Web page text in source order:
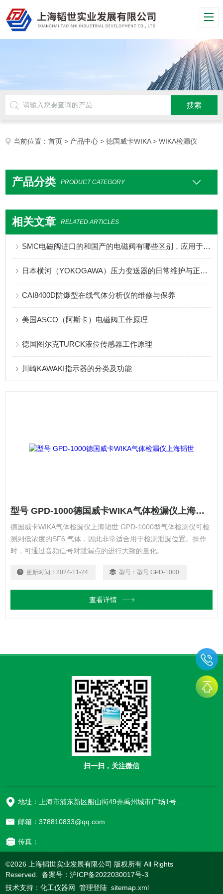
当前位置：首页 > 产品中心 >德国威卡WIKA> WIKA检漏仪
产品分类 PRODUCT CATEGORY
相关文章 RELATED ARTICLES
SMC电磁阀进口的和国产的电磁阀有哪些区别，应用于哪些行业
日本横河（YOKOGAWA）压力变送器的日常维护与正确使用
CAI8400D防爆型在线气体分析仪的维修与保养
美国ASCO（阿斯卡）电磁阀工作原理
德国图尔克TURCK液位传感器工作原理
川崎KAWAKI指示器的分类及功能
型号 GPD-1000德国威卡WIKA气体检漏仪上海韬世
德国威卡WIKA气体检漏仪上海韬世 GPD-1000型气体检测仪可检
测到低浓度的SF6 气体，因此非常适合用于检测泄漏位置。操作
时，可通过音频信号对泄漏点的进行大致的量化。
更新时间： 2024-11-24 型号： 型号 GPD-1000
查看详情
扫一扫，关注微信
地址：上海市浦东新区船山街49弄禹州城市广场1号楼906
邮箱：378810833@qq.com
传真：
©2026 上海韬世实业发展有限公司 版权所有 All Rights
Reserved. 备案号：沪ICP备2022030017号-3
技术支持：化工仪器网 管理登陆 sitemap.xml